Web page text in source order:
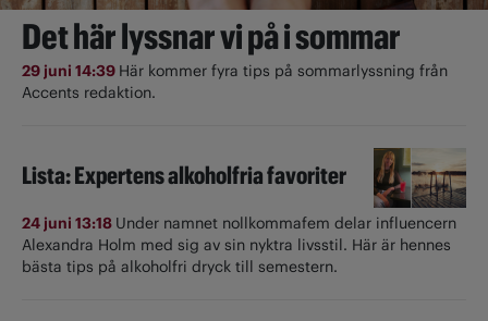
Det här lyssnar vi på i sommar
29 juni 14:39 Här kommer fyra tips på sommarlyssning från
Accents redaktion.
Lista: Expertens alkoholfria favoriter
24 juni 13:18 Under namnet nollkommafem delar influencern
Alexandra Holm med sig av sin nyktra livsstil. Här är hennes
bästa tips på alkoholfri dryck till semestern.